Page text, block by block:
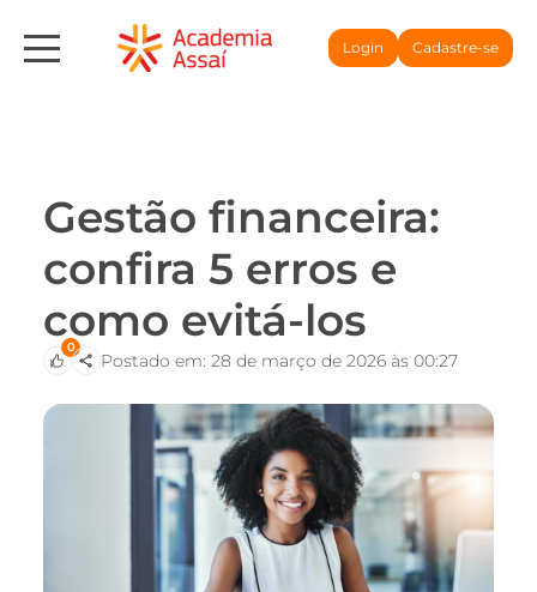
Login Cadastre-se
Gestão financeira:
confira 5 erros e
como evitá-los
0
Postado em: 28 de março de 2026 às 00:27